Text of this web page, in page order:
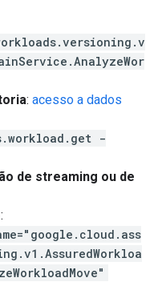
: acesso a dados
-
de streaming ou de
: